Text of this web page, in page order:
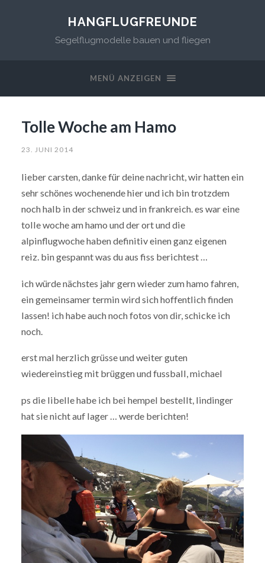
HANGFLUGFREUNDE
Segelflugmodelle bauen und fliegen
MENÜ ANZEIGEN
Tolle Woche am Hamo
23. JUNI 2014
lieber carsten, danke für deine nachricht, wir hatten ein
sehr schönes wochenende hier und ich bin trotzdem
noch halb in der schweiz und in frankreich. es war eine
tolle woche am hamo und der ort und die
alpinflugwoche haben definitiv einen ganz eigenen
reiz. bin gespannt was du aus fiss berichtest …
ich würde nächstes jahr gern wieder zum hamo fahren,
ein gemeinsamer termin wird sich hoffentlich finden
lassen! ich habe auch noch fotos von dir, schicke ich
noch.
erst mal herzlich grüsse und weiter guten
wiedereinstieg mit brüggen und fussball, michael
ps die libelle habe ich bei hempel bestellt, lindinger
hat sie nicht auf lager … werde berichten!